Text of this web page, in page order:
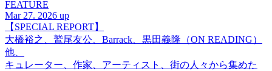
FEATURE
Mar 27. 2026 up
【SPECIAL REPORT】
大橋裕之、鷲尾友公、Barrack、黒田義隆（ON READING）
他、
キュレーター、作家、アーティスト、街の人々から集めた